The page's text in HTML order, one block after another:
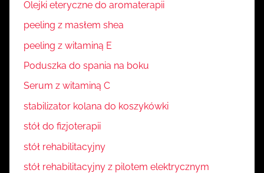
Olejki eteryczne do aromaterapii
peeling z masłem shea
peeling z witaminą E
Poduszka do spania na boku
Serum z witaminą C
stabilizator kolana do koszykówki
stół do fizjoterapii
stół rehabilitacyjny
stół rehabilitacyjny z pilotem elektrycznym